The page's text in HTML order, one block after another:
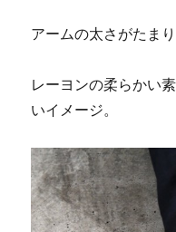
アームの太さがたまり
レーヨンの柔らかい
いイメージ。